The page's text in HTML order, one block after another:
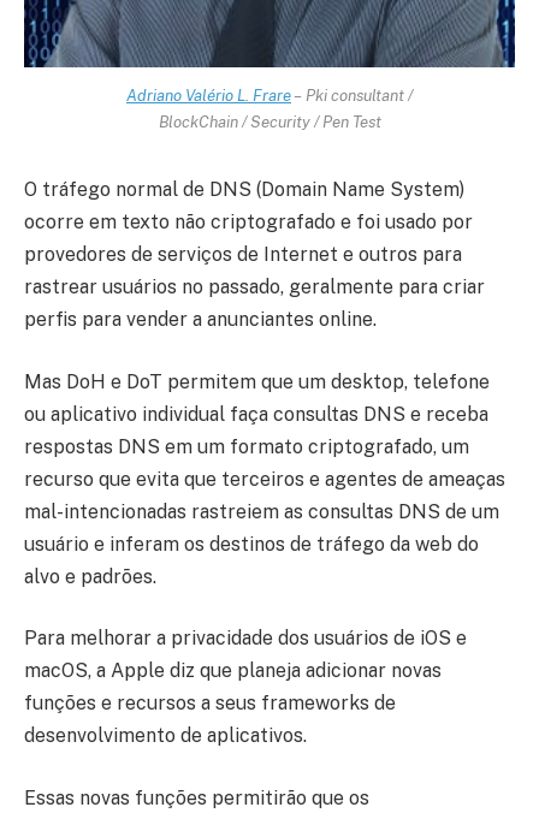
Adriano Valério L. Frare– Pki consultant /
BlockChain / Security / Pen Test
O tráfego normal de DNS (Domain Name System)
ocorre em texto não criptografado e foi usado por
provedores de serviços de Internet e outros para
rastrear usuários no passado, geralmente para criar
perfis para vender a anunciantes online.
Mas DoH e DoT permitem que um desktop, telefone
ou aplicativo individual faça consultas DNS e receba
respostas DNS em um formato criptografado, um
recurso que evita que terceiros e agentes de ameaças
mal-intencionadas rastreiem as consultas DNS de um
usuário e inferam os destinos de tráfego da web do
alvo e padrões.
Para melhorar a privacidade dos usuários de iOS e
macOS, a Apple diz que planeja adicionar novas
funções e recursos a seus frameworks de
desenvolvimento de aplicativos.
Essas novas funções permitirão que os